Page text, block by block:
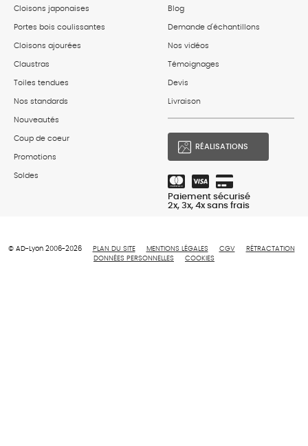
Cloisons japonaises
Portes bois coulissantes
Cloisons ajourées
Claustras
Toiles tendues
Nos standards
Nouveautés
Coup de coeur
Promotions
Soldes
Blog
Demande d'échantillons
Nos vidéos
Témoignages
Devis
Livraison
RÉALISATIONS
Paiement sécurisé
2x, 3x, 4x sans frais
© AD-Lyon 2006-2026 PLAN DU SITE MENTIONS LÉGALES CGV
RÉTRACTATION
DONNÉES PERSONNELLES
COOKIES